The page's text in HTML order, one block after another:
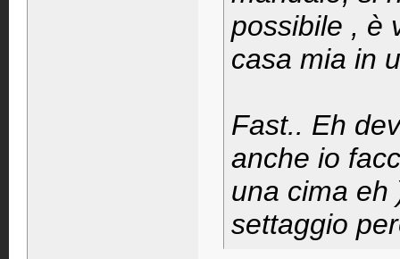
possibile , è
casa mia in
Fast.. Eh
anche io
una cima eh
settaggio